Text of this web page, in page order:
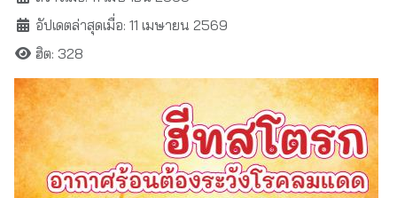
อัปเดตล่าสุดเมื่อ: 11 เมษายน 2569
ฮิต: 328